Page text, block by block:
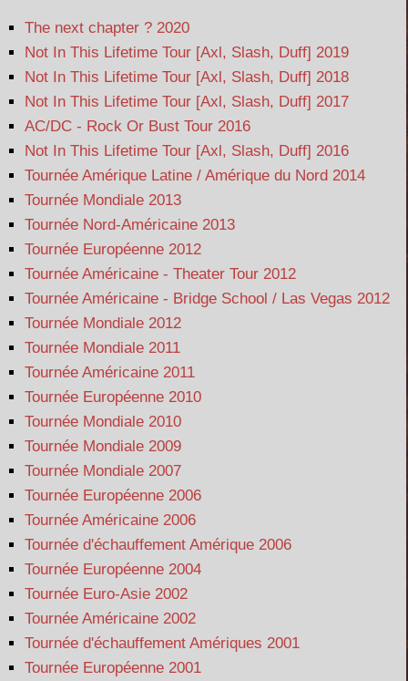
The next chapter ? 2020
Not In This Lifetime Tour [Axl, Slash, Duff] 2019
Not In This Lifetime Tour [Axl, Slash, Duff] 2018
Not In This Lifetime Tour [Axl, Slash, Duff] 2017
AC/DC - Rock Or Bust Tour 2016
Not In This Lifetime Tour [Axl, Slash, Duff] 2016
Tournée Amérique Latine / Amérique du Nord 2014
Tournée Mondiale 2013
Tournée Nord-Américaine 2013
Tournée Européenne 2012
Tournée Américaine - Theater Tour 2012
Tournée Américaine - Bridge School / Las Vegas 2012
Tournée Mondiale 2012
Tournée Mondiale 2011
Tournée Américaine 2011
Tournée Européenne 2010
Tournée Mondiale 2010
Tournée Mondiale 2009
Tournée Mondiale 2007
Tournée Européenne 2006
Tournée Américaine 2006
Tournée d'échauffement Amérique 2006
Tournée Européenne 2004
Tournée Euro-Asie 2002
Tournée Américaine 2002
Tournée d'échauffement Amériques 2001
Tournée Européenne 2001